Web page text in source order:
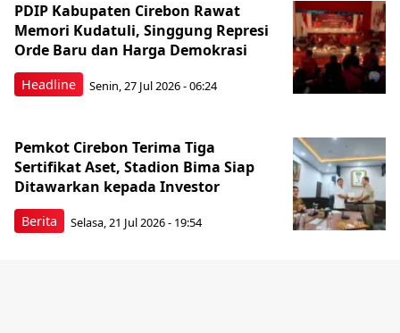
Headline
PDIP Kabupaten Cirebon Rawat
Memori Kudatuli, Singgung Represi
Orde Baru dan Harga Demokrasi
Senin, 27 Jul 2026 - 06:24
Berita
Pemkot Cirebon Terima Tiga
Sertifikat Aset, Stadion Bima Siap
Ditawarkan kepada Investor
Selasa, 21 Jul 2026 - 19:54